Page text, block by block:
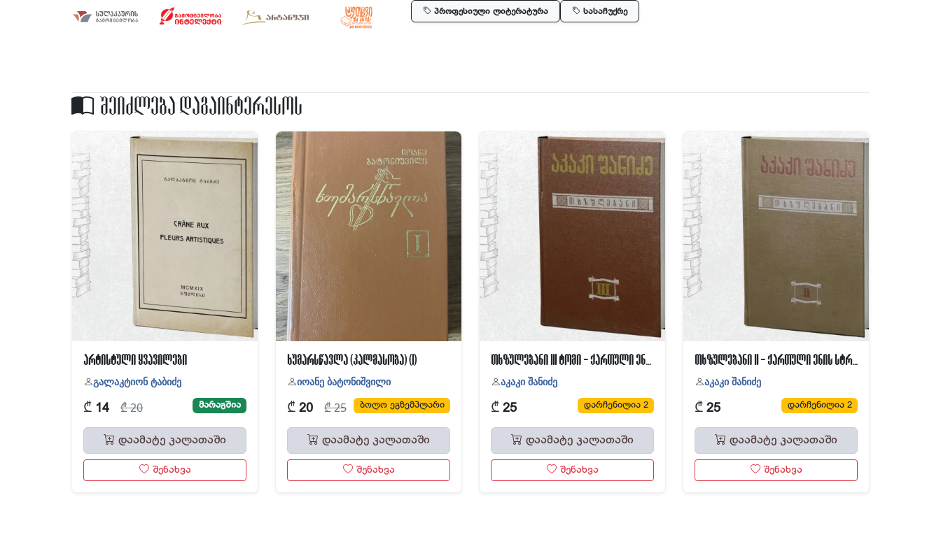
პროფესიული ლიტერატურა სასაჩუქრე
შეიძლება დაგაინტერესოს
არტისტული ყვავილები
გალაკტიონ ტაბიძე
₾ 14 ₾ 20 მარაგშია
დაამატე კალათაში
შენახვა
ხუმარსწავლა (კალმასობა) (I)
იოანე ბატონიშვილი
₾ 20 ₾ 25 ბოლო ეგზემპლარი
დაამატე კალათაში
შენახვა
თხზულებანი III ტომი - ქართული ენის გრამატიკის საფუძვლები
აკაკი შანიძე
₾ 25 დარჩენილია 2
დაამატე კალათაში
შენახვა
თხზულებანი II - ქართული ენის სტრუქტურისა და ისტორიის საკითხები
აკაკი შანიძე
₾ 25 დარჩენილია 2
დაამატე კალათაში
შენახვა